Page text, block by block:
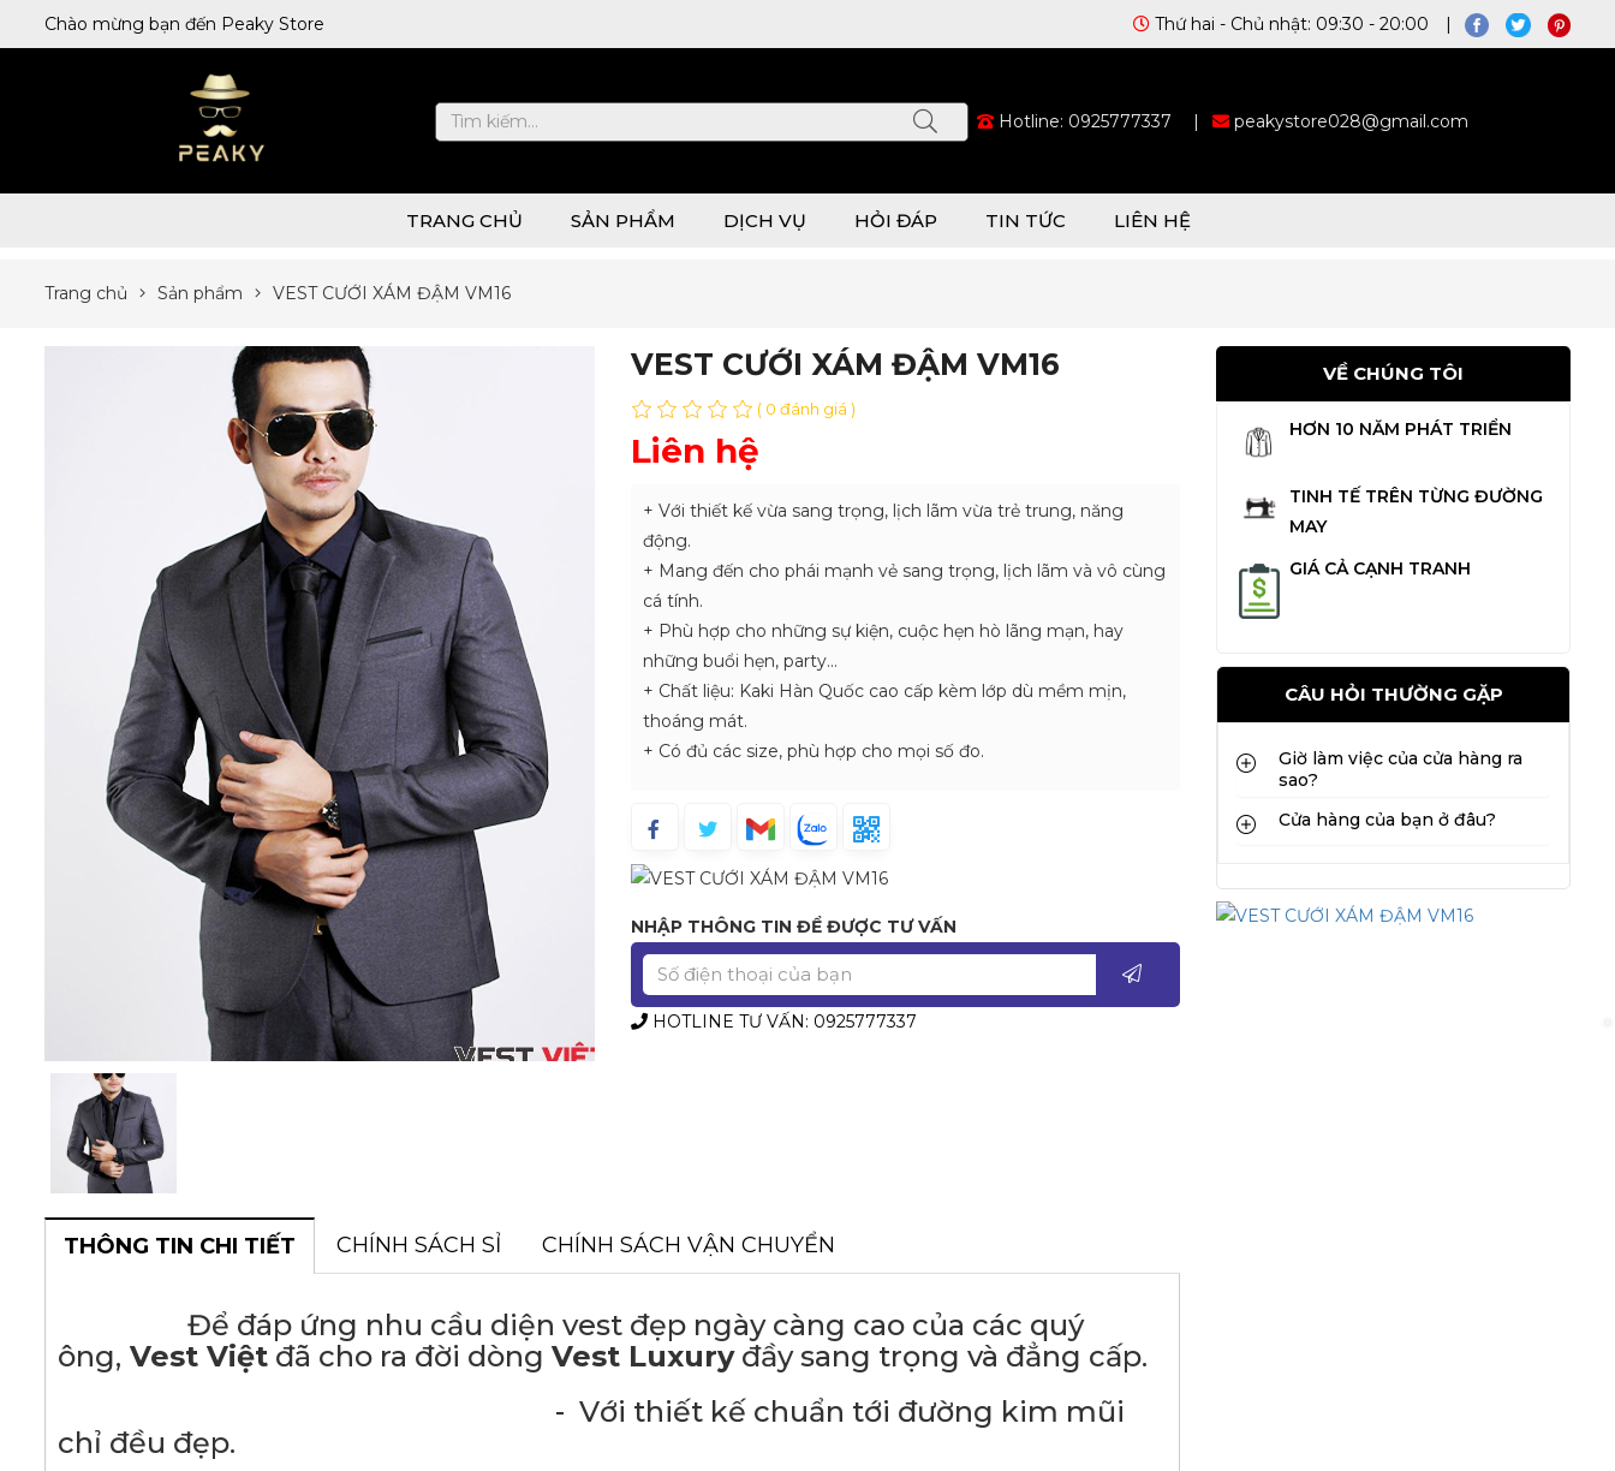
Chào mừng bạn đến Peaky Store Thứ hai - Chủ nhật: 09:30 - 20:00 |
Hotline: 0925777337 | peakystore028@gmail.com
TRANG CHỦ SẢN PHẨM DỊCH VỤ HỎI ĐÁP TIN TỨC LIÊN HỆ
Trang chủ Sản phẩm VEST CƯỚI XÁM ĐẬM VM16
VEST CƯỚI XÁM ĐẬM VM16
( 0 đánh giá )
Liên hệ
+ Với thiết kế vừa sang trọng, lịch lãm vừa trẻ trung, năng
động.
+ Mang đến cho phái mạnh vẻ sang trọng, lịch lãm và vô cùng
cá tính.
+ Phù hợp cho những sự kiện, cuộc hẹn hò lãng mạn, hay
những buổi hẹn, party…
+ Chất liệu: Kaki Hàn Quốc cao cấp kèm lớp dù mềm mịn,
thoáng mát.
+ Có đủ các size, phù hợp cho mọi số đo.
NHẬP THÔNG TIN ĐỂ ĐƯỢC TƯ VẤN
HOTLINE TƯ VẤN: 0925777337
THÔNG TIN CHI TIẾT CHÍNH SÁCH SỈ CHÍNH SÁCH VẬN CHUYỂN
Để đáp ứng nhu cầu diện vest đẹp ngày càng cao của các quý
ông, Vest Việt đã cho ra đời dòng Vest Luxuryđầy sang trọng và đẳng cấp.
- Với thiết kế chuẩn tới đường kim mũi
chỉ đều đẹp.
VỀ CHÚNG TÔI
HƠN 10 NĂM PHÁT TRIỂN
TINH TẾ TRÊN TỪNG ĐƯỜNG
MAY
GIÁ CẢ CẠNH TRANH
CÂU HỎI THƯỜNG GẶP
Giờ làm việc của cửa hàng ra
sao?
Cửa hàng của bạn ở đâu?